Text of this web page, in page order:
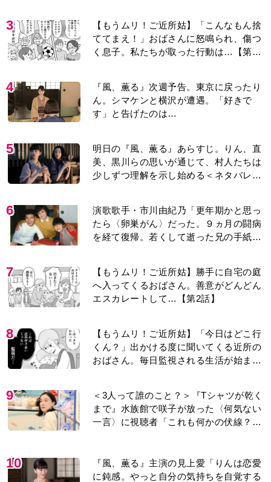
3
【もうムリ！ご近所姑】「こんなもん捨
ててまえ！」おばさんに怒鳴られ、傷つ
く息子。私たちが取った行動は…【第3
4
『風、薫る』次週予告。東京に戻ったり
ん。シマケンと横沢が遭遇。「好きで
す」と告げたのは…
5
明日の『風、薫る』あらすじ。りん、直
美、黒川らの思いが通じて、村人たちは
少しずつ理解を示し始める＜ネタバレあ
6
演歌歌手・市川由紀乃「更年期かと思っ
たら〈卵巣がん〉だった。９ヵ月の闘病
を経て復帰。若くして逝った兄の手紙を
7
【もうムリ！ご近所姑】勝手に自宅の庭
へ入ってくるおばさん。善意がどんどん
エスカレートして…【第2話】
8
【もうムリ！ご近所姑】「今日はどこ行
くん？」出かける度に聞いてくる近所の
おばさん。毎日監視される生活が始ま
9
＜3人って誰のこと？＞『Tシャツが乾く
まで』水族館で咲子が放った〈何気ない
一言〉に視聴者「これも何かの伏線？」
10
『風、薫る』主演の見上愛「りんは恋愛
に鈍感。やっと自分の気持ちを自覚する